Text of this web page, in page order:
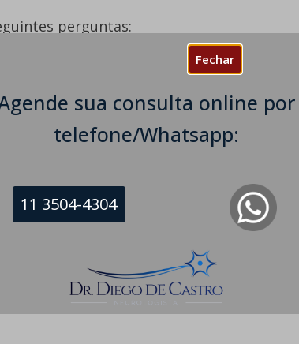
Fechar
sua consulta online por
telefone/Whatsapp:
11 3504-4304
perguntas:
episódio de tontura?
prolongado de repouso na cama?
fluidos (como vômito ou diarreia)?
causar tontura (como diabetes, doença
causar tontura (por exemplo, anti-
calmante)?
para testar aspectos como: